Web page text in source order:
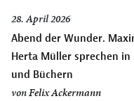
28. April 2026
Abend der Wunder.
Herta Müller sprechen
und Büchern
vonFelix Ackermann